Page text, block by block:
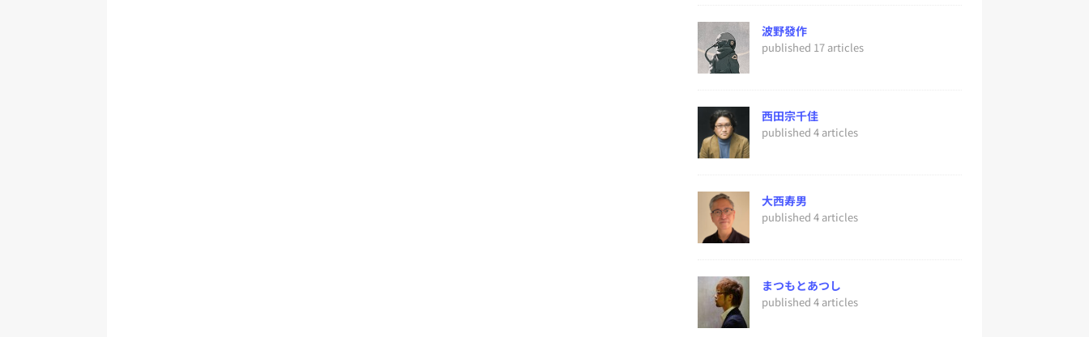
波野發作
published 17 articles
西田宗千佳
published 4 articles
大西寿男
published 4 articles
まつもとあつし
published 4 articles